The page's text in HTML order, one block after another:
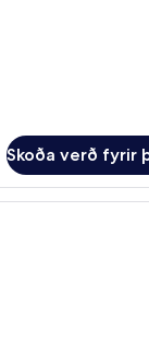
Skoða verð fyrir